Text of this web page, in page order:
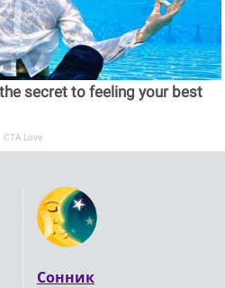
secret to feeling your best
CTA Love
Сонник